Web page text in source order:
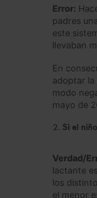
Error:
padres
este
llevaban
En
adoptar la
modo
mayo de
Si el
Verdad/
lactante
los
el menor